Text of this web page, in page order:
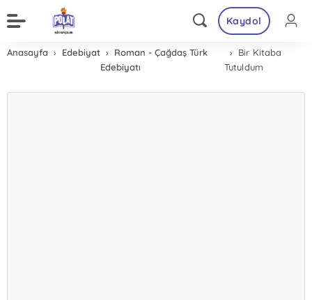
Kaydol
Anasayfa Edebiyat
Roman - Çağdaş Türk
Edebiyatı
Bir Kitaba
Tutuldum